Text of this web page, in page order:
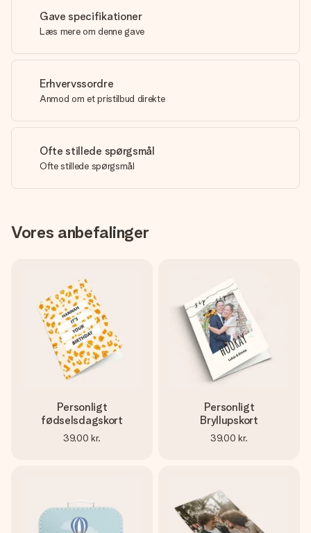
Gave specifikationer
Læs mere om denne gave
Erhvervssordre
Anmod om et pristilbud direkte
Ofte stillede spørgsmål
Ofte stillede spørgsmål
Vores anbefalinger
Personligt
fødselsdagskort
39,00 kr.
Personligt
Bryllupskort
39,00 kr.